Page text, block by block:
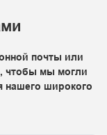
почты или
чтобы мы могли
нашего широкого